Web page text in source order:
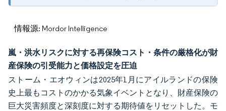
情報源: Mordor Intelligence
嵐・洪水リスクに対する再保険コスト・条件の厳格化が財
産保険の引受能力と価格設定を圧迫
ストーム・エオウィンは2025年1月にアイルランドの保険
史上最もコストのかかる気象イベントとなり、財産保険の
巨大災害頻度と深刻度に対する期待値をリセットした。モ